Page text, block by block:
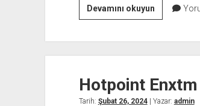
Devamını okuyunDr
Ali
Hotpoint
Tarih: Şubat 26, 2024| Yazar: admin